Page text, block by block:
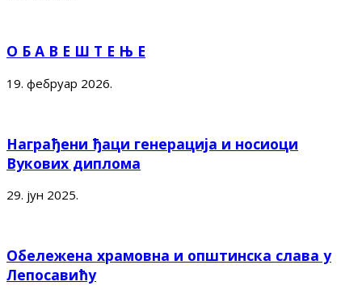
О Б А В Е Ш Т Е Њ Е
19. фебруар 2026.
Награђени ђаци генерација и носиоци
Вукових диплома
29. јун 2025.
Обележена храмовна и општинска слава у
Лепосавићу